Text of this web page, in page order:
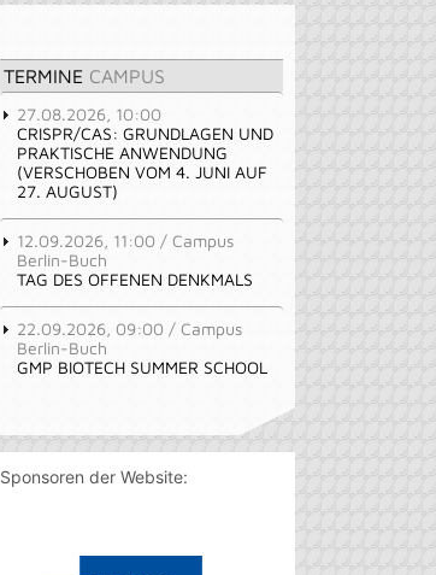
TERMINE CAMPUS
27.08.2026, 10:00
CRISPR/CAS: GRUNDLAGEN UND
PRAKTISCHE ANWENDUNG
(VERSCHOBEN VOM 4. JUNI AUF
27. AUGUST)
12.09.2026, 11:00 / Campus
Berlin-Buch
TAG DES OFFENEN DENKMALS
22.09.2026, 09:00 / Campus
Berlin-Buch
GMP BIOTECH SUMMER SCHOOL
Sponsoren der Website: